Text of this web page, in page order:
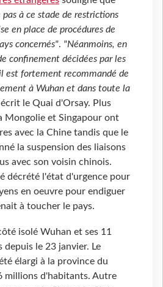
à ce stade de restrictions
en place de procédures de
concernés". "Néanmoins, en
confinement décidées par les
est fortement recommandé de
à Wuhan et dans toute la
écrit le Quai d'Orsay. Plus
Mongolie et Singapour ont
avec la Chine tandis que le
la suspension des liaisons
avec son voisin chinois.
décrété l'état d'urgence pour
en oeuvre pour endiguer
à toucher le pays.
isolé Wuhan et ses 11
le 23 janvier. Le
élargi à la province du
millions d'habitants. Autre